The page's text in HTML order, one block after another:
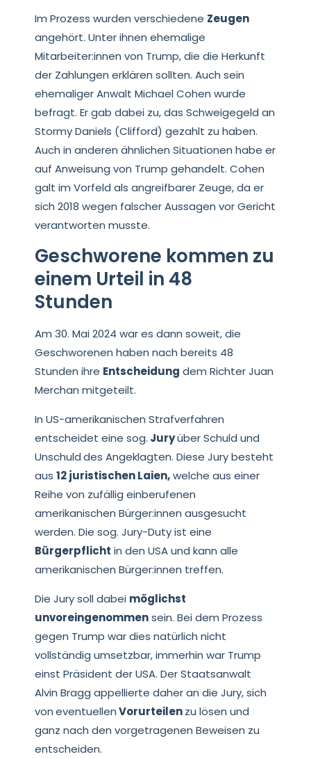
Im Prozess wurden verschiedene Zeugen
angehört. Unter ihnen ehemalige
Mitarbeiter:innen von Trump, die die Herkunft
der Zahlungen erklären sollten. Auch sein
ehemaliger Anwalt Michael Cohen wurde
befragt. Er gab dabei zu, das Schweigegeld an
Stormy Daniels (Clifford) gezahlt zu haben.
Auch in anderen ähnlichen Situationen habe er
auf Anweisung von Trump gehandelt. Cohen
galt im Vorfeld als angreifbarer Zeuge, da er
sich 2018 wegen falscher Aussagen vor Gericht
verantworten musste.
Geschworene kommen zu
einem Urteil in 48
Stunden
Am 30. Mai 2024 war es dann soweit, die
Geschworenen haben nach bereits 48
Stunden ihre Entscheidung dem Richter Juan
Merchan mitgeteilt.
In US-amerikanischen Strafverfahren
entscheidet eine sog. Juryüber Schuld und
Unschulddes Angeklagten. Diese Jury besteht
aus 12 juristischen Laien,welche aus einer
Reihe von zufällig einberufenen
amerikanischen Bürger:innen ausgesucht
werden. Die sog. Jury-Duty ist eine
Bürgerpflicht in den USA und kann alle
amerikanischen Bürger:innen treffen.
Die Jury soll dabei möglichst
unvoreingenommensein. Bei dem Prozess
gegen Trump war dies natürlich nicht
vollständig umsetzbar, immerhin war Trump
einst Präsident der USA. Der Staatsanwalt
Alvin Bragg appellierte daher an die Jury, sich
voneventuellenVorurteilenzu lösen und
ganz nach den vorgetragenen Beweisen zu
entscheiden.